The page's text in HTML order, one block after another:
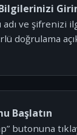
adı ve şifrenizi
doğrulama
Başlatın
butonuna